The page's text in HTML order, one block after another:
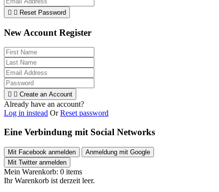
  Reset Password
New Account Register
  Create an Account
Already have an account?
Log in instead OrReset password
Eine Verbindung mit Social Networks
Mit Facebook anmelden
Anmeldung mit Google
Mit Twitter anmelden
Mein Warenkorb: 0 items
Ihr Warenkorb ist derzeit leer.